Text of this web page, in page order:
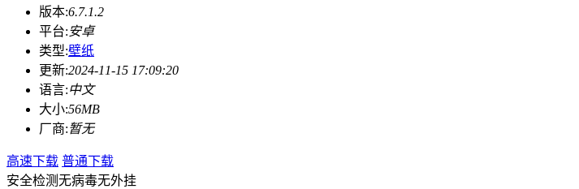
版本:6.7.1.2
平台:安卓
类型:壁纸
更新:2024-11-15 17:09:20
语言:中文
大小:56MB
厂商:暂无
高速下载 普通下载
安全检测无病毒无外挂